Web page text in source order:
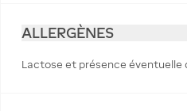
ALLERGÈNES
Lactose et présence éventuelle